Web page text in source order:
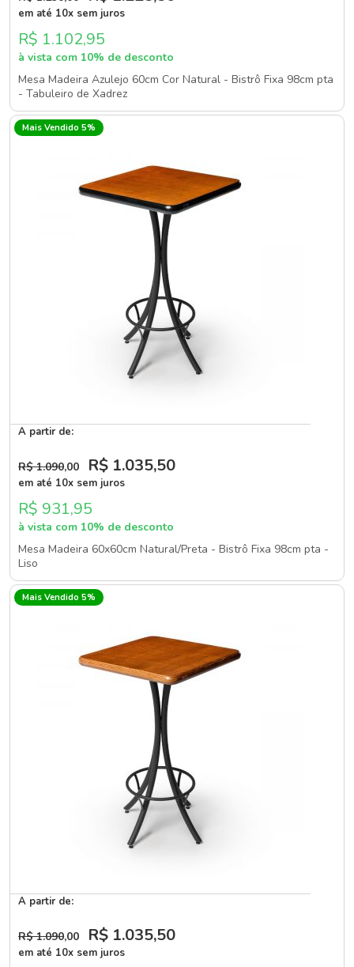
em até 10x sem juros
R$ 1.102,95
à vista com 10% de desconto
Mesa Madeira Azulejo 60cm Cor Natural - Bistrô Fixa 98cm pta
- Tabuleiro de Xadrez
Mais Vendido 5%
A partir de:
R$ 1.090,00 R$ 1.035,50
em até 10x sem juros
R$ 931,95
à vista com 10% de desconto
Mesa Madeira 60x60cm Natural/Preta - Bistrô Fixa 98cm pta -
Liso
Mais Vendido 5%
A partir de:
R$ 1.090,00 R$ 1.035,50
em até 10x sem juros